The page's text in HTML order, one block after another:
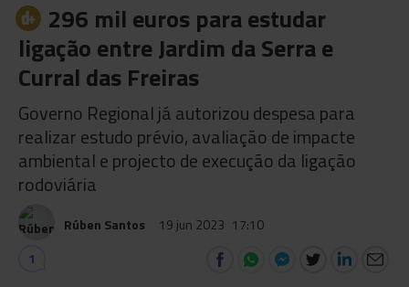
296 mil euros para estudar
ligação entre Jardim da Serra e
Curral das Freiras
Governo Regional já autorizou despesa para
realizar estudo prévio, avaliação de impacte
ambiental e projecto de execução da ligação
rodoviária
Rúben Santos 19 jun 2023 17:10
1